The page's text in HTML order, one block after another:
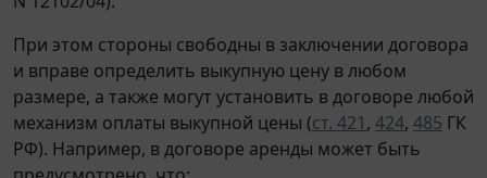
При этом стороны свободны в заключении договора
и вправе определить выкупную цену в любом
размере, а также могут установить в договоре любой
механизм оплаты выкупной цены (ст. 421, 424, 485 ГК
РФ). Например, в договоре аренды может быть